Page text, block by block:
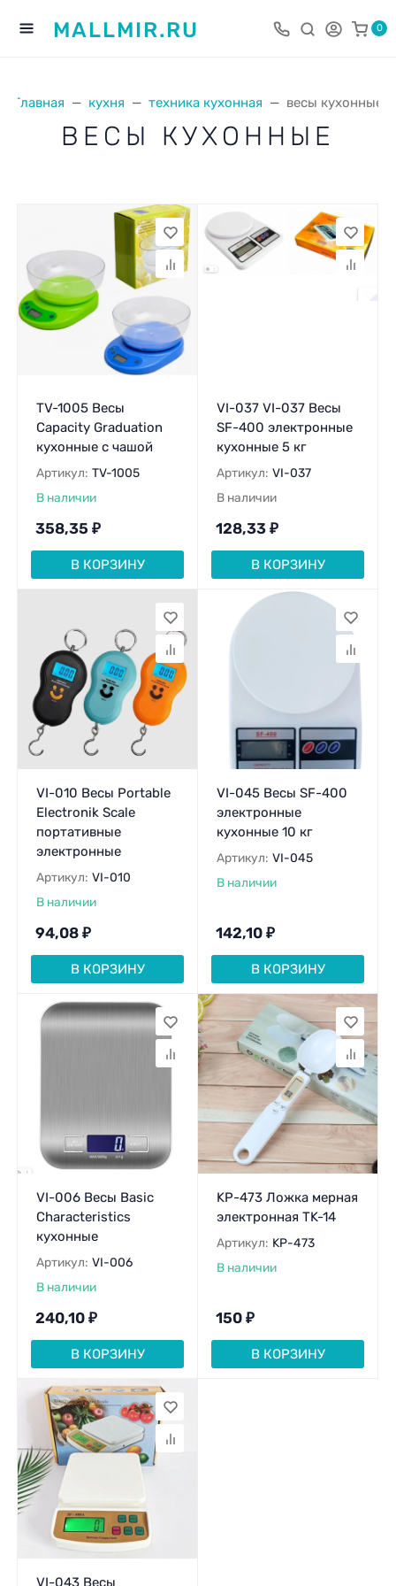
MALLMIR.RU 0
Главная кухня техника кухонная весы кухонные
ВЕСЫ КУХОННЫЕ
TV-1005 Весы
Capacity Graduation
кухонные с чашой
Артикул: TV-1005
В наличии
358,35 ₽
В КОРЗИНУ
VI-037 VI-037 Весы
SF-400 электронные
кухонные 5 кг
Артикул: VI-037
В наличии
128,33 ₽
В КОРЗИНУ
VI-010 Весы Portable
Electronik Scale
портативные
электронные
Артикул: VI-010
В наличии
94,08 ₽
В КОРЗИНУ
VI-045 Весы SF-400
электронные
кухонные 10 кг
Артикул: VI-045
В наличии
142,10 ₽
В КОРЗИНУ
VI-006 Весы Basic
Characteristics
кухонные
Артикул: VI-006
В наличии
240,10 ₽
В КОРЗИНУ
KP-473 Ложка мерная
электронная TK-14
Артикул: KP-473
В наличии
150 ₽
В КОРЗИНУ
VI-043 Весы